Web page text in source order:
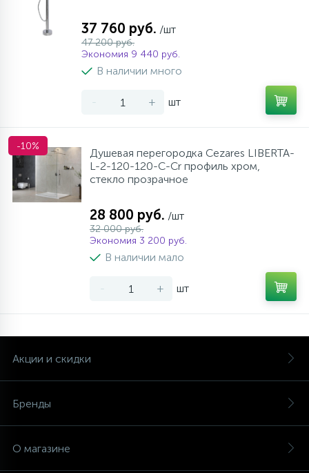
37 760 руб. /шт
47 200 руб.
Экономия 9 440 руб.
В наличии много
- + шт
-10%
Душевая перегородка Cezares LIBERTA-
L-2-120-120-C-Cr профиль хром,
стекло прозрачное
28 800 руб. /шт
32 000 руб.
Экономия 3 200 руб.
В наличии мало
- + шт
Акции и скидки
Бренды
О магазине